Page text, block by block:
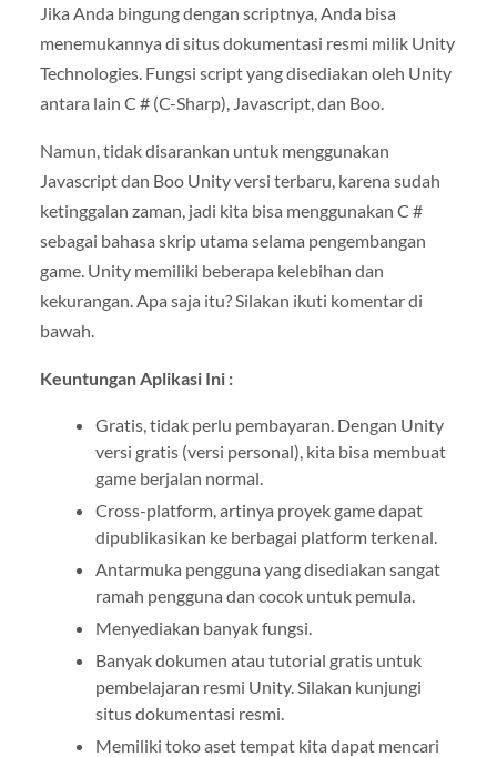
Jika Anda bingung dengan scriptnya, Anda bisa
menemukannya di situs dokumentasi resmi milik Unity
Technologies. Fungsi script yang disediakan oleh Unity
antara lain C # (C-Sharp), Javascript, dan Boo.
Namun, tidak disarankan untuk menggunakan
Javascript dan Boo Unity versi terbaru, karena sudah
ketinggalan zaman, jadi kita bisa menggunakan C #
sebagai bahasa skrip utama selama pengembangan
game. Unity memiliki beberapa kelebihan dan
kekurangan. Apa saja itu? Silakan ikuti komentar di
bawah.
Keuntungan Aplikasi Ini :
Gratis, tidak perlu pembayaran. Dengan Unity
versi gratis (versi personal), kita bisa membuat
game berjalan normal.
Cross-platform, artinya proyek game dapat
dipublikasikan ke berbagai platform terkenal.
Antarmuka pengguna yang disediakan sangat
ramah pengguna dan cocok untuk pemula.
Menyediakan banyak fungsi.
Banyak dokumen atau tutorial gratis untuk
pembelajaran resmi Unity. Silakan kunjungi
situs dokumentasi resmi.
Memiliki toko aset tempat kita dapat mencari